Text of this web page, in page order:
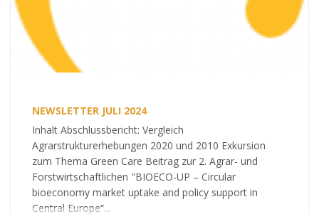
NEWSLETTER JULI 2024
Inhalt Abschlussbericht: Vergleich
Agrarstrukturerhebungen 2020 und 2010 Exkursion
zum Thema Green Care Beitrag zur 2. Agrar- und
Forstwirtschaftlichen "BIOECO-UP – Circular
bioeconomy market uptake and policy support in
Central Europe“...